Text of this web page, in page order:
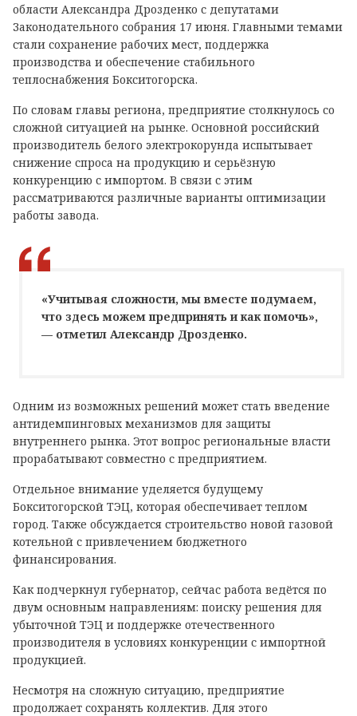
области Александра Дрозденко с депутатами
Законодательного собрания 17 июня. Главными темами
стали сохранение рабочих мест, поддержка
производства и обеспечение стабильного
теплоснабжения Бокситогорска.
По словам главы региона, предприятие столкнулось со
сложной ситуацией на рынке. Основной российский
производитель белого электрокорунда испытывает
снижение спроса на продукцию и серьёзную
конкуренцию с импортом. В связи с этим
рассматриваются различные варианты оптимизации
работы завода.
«Учитывая сложности, мы вместе подумаем,
что здесь можем предпринять и как помочь»,
— отметил Александр Дрозденко.
Одним из возможных решений может стать введение
антидемпинговых механизмов для защиты
внутреннего рынка. Этот вопрос региональные власти
прорабатывают совместно с предприятием.
Отдельное внимание уделяется будущему
Бокситогорской ТЭЦ, которая обеспечивает теплом
город. Также обсуждается строительство новой газовой
котельной с привлечением бюджетного
финансирования.
Как подчеркнул губернатор, сейчас работа ведётся по
двум основным направлениям: поиску решения для
убыточной ТЭЦ и поддержке отечественного
производителя в условиях конкуренции с импортной
продукцией.
Несмотря на сложную ситуацию, предприятие
продолжает сохранять коллектив. Для этого